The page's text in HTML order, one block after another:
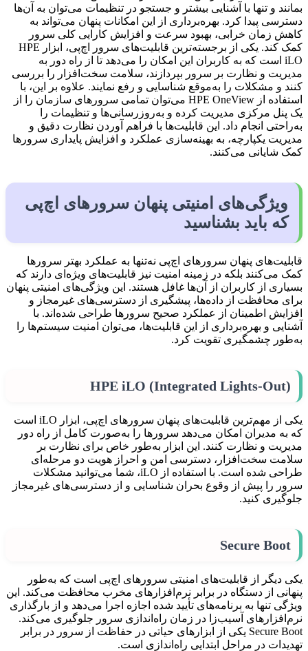
بمانند و تنها با آشنایی بیشتر و جستجو در تنظیمات می‌توان به آن‌ها
دسترسی پیدا کرد. بهره‌برداری از این امکانات پنهان می‌تواند به
کاهش زمان خرابی، بهبود سرعت و افزایش کارایی کلی سرور
کمک کند. یکی از برجسته‌ترین قابلیت‌های سرور اچ‌پی، ابزار HPE
iLO است که به کاربران این امکان را می‌دهد تا از راه دور به
مدیریت و نظارت بر سرور بپردازند، سلامت سخت‌افزار را بررسی
کنند و مشکلات را به‌موقع شناسایی و رفع نمایند. علاوه بر این، با
استفاده از HPE OneView می‌توان تمامی سرورهای سازمان را از
یک پنل مرکزی مدیریت کرده و به‌روزرسانی‌ها و تنظیمات را
به‌راحتی انجام داد. این قابلیت‌ها با فراهم آوردن نظارت دقیق و
مدیریت یکپارچه، به بهینه‌سازی عملکرد و افزایش پایداری سرورها
کمک شایانی می‌کنند.
ویژگی‌های امنیتی پنهان سرورهای اچ‌پی
که باید بشناسید
قابلیت‌های پنهان سرورهای اچ‌پی نه‌تنها به عملکرد بهتر سرورها
کمک می‌کنند بلکه در زمینه امنیت نیز قابلیت‌های ویژه‌ای دارند که
بسیاری از کاربران از آن‌ها غافل هستند. این ویژگی‌های امنیتی پنهان
برای محافظت از داده‌ها، پیشگیری از دسترسی‌های غیرمجاز و
افزایش اطمینان از عملکرد صحیح سرورها طراحی شده‌اند. با
آشنایی و بهره‌برداری از این قابلیت‌ها، می‌توان امنیت سیستم‌ها را
به‌طور چشمگیری تقویت کرد.
HPE iLO (Integrated Lights-Out)
یکی از مهم‌ترین قابلیت‌های پنهان سرورهای اچ‌پی، ابزار iLO است
که به مدیران امکان می‌دهد سرورها را به‌صورت کامل از راه دور
مدیریت و نظارت کنند. این ابزار به‌طور خاص برای نظارت بر
سلامت سخت‌افزار، دسترسی امن و احراز هویت دو مرحله‌ای
طراحی شده است. با استفاده از iLO، شما می‌توانید مشکلات
سرور را پیش از وقوع بحران شناسایی و از دسترسی‌های غیرمجاز
جلوگیری کنید.
Secure Boot
یکی دیگر از قابلیت‌های امنیتی سرورهای اچ‌پی است که به‌طور
پنهانی از دستگاه در برابر نرم‌افزارهای مخرب محافظت می‌کند. این
ویژگی تنها به برنامه‌های تأیید شده اجازه اجرا می‌دهد و از بارگذاری
نرم‌افزارهای آسیب‌زا در زمان راه‌اندازی سرور جلوگیری می‌کند.
Secure Boot یکی از ابزارهای حیاتی در حفاظت از سرور در برابر
تهدیدات در مراحل ابتدایی راه‌اندازی است.